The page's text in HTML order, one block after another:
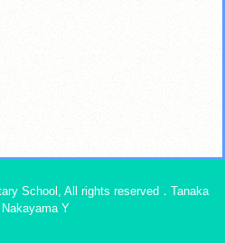
School, All rights reserved．Tanaka
Y